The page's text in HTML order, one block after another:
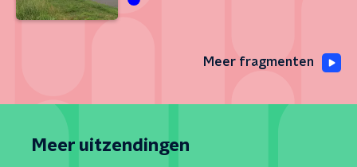
Meer fragmenten
Meer uitzendingen